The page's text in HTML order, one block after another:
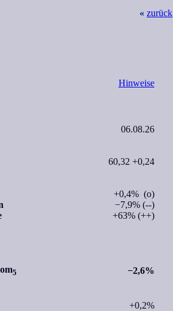
« zurück
Hinweise
06.08.26
60,32 +0,24
+0,4% (o)
−7,9% (--)
+63% (++)
5 −2,6%
+0,2%